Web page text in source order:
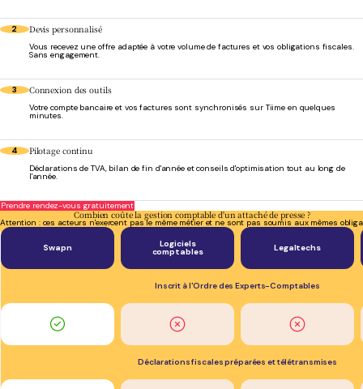
2 Devis personnalisé
Vous recevez une offre adaptée à votre volume de factures et vos obligations fiscales.
Sans engagement.
3 Connexion des outils
Votre compte bancaire et vos factures sont synchronisés sur Tiime en quelques
minutes.
4 Pilotage continu
Déclarations de TVA, bilan de fin d'année et conseils d'optimisation tout au long de
l'année.
Prendre rendez-vous gratuitement
Combien coûte la gestion comptable d'un attaché de presse ?
Attention : ces acteurs n'exercent pas le même métier et ne sont pas soumis aux mêmes
Swapn Logiciels
comptables Legaltechs
Inscrit à l'Ordre des Experts-Comptables
Déclarations fiscales préparées et télétransmises